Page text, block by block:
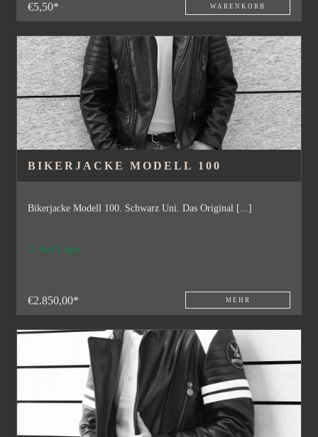
€5,50* WARENKORB
BIKERJACKE MODELL 100
Bikerjacke Modell 100. Schwarz Uni. Das Original [...]
Auf Lager
€2.850,00* MEHR